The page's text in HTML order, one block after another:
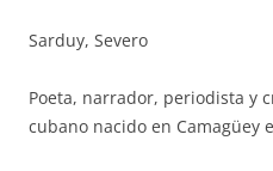
Sarduy, Severo
Poeta, narrador, periodista y
cubano nacido en Camagüey